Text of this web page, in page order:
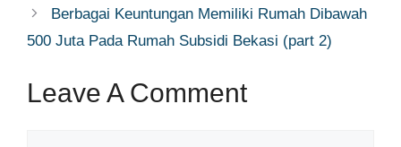
Berbagai Keuntungan Memiliki Rumah Dibawah
500 Juta Pada Rumah Subsidi Bekasi (part 2)
Leave A Comment